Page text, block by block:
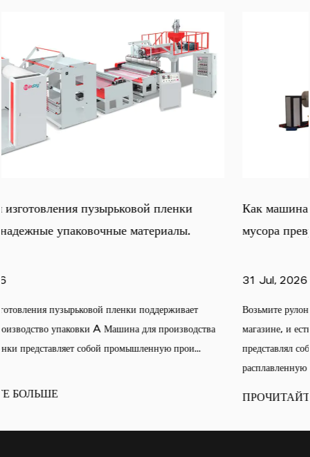
Как машина для производства пленки из мешков
мусора превращает гранулы в рулоны пленки?
Возьмите рулон черных мешков для мусора в любом
магазине, и есть большая вероятность, что он изначально
представлял собой необработанную пластиковую смолу,
ПРОЧИТАЙТЕ БОЛЬШЕ